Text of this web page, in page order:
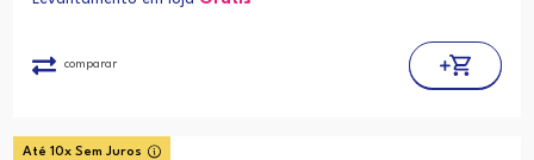
comparar
Até 10x Sem Juros